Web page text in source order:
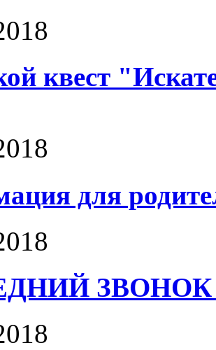
квест
для
ЗВОНОК